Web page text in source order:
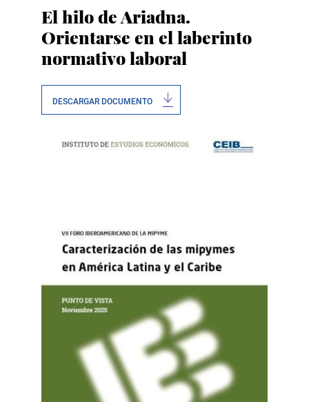
El hilo de Ariadna.
Orientarse en el laberinto
normativo laboral
DESCARGAR DOCUMENTO